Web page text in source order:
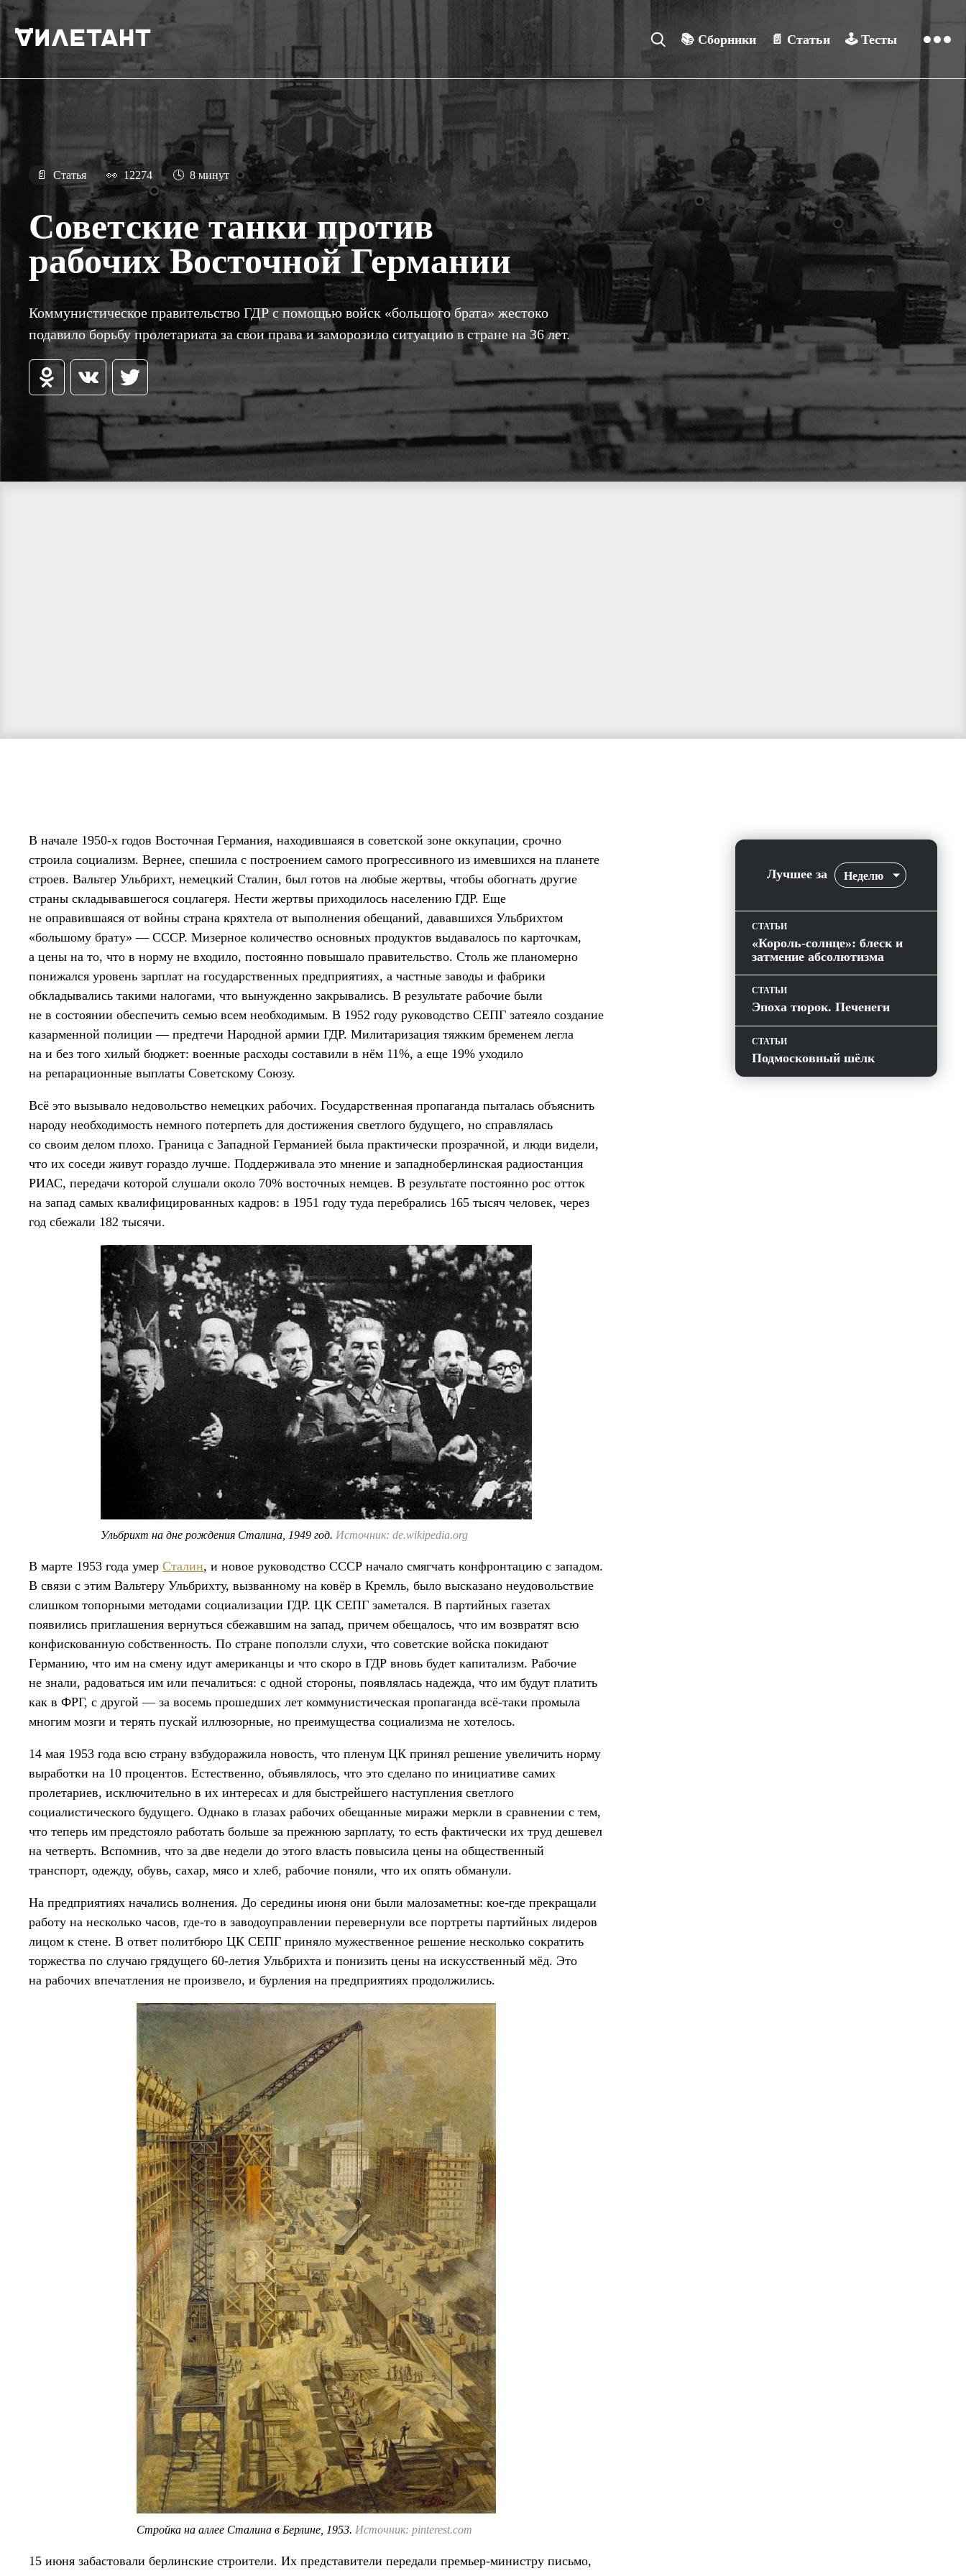
📚 Сборники 📄 Статьи 🕹️ Тесты
📄 Статья 👀 12274 🕓 8 минут
Советские танки против
рабочих Восточной Германии
Коммунистическое правительство ГДР с помощью войск «большого брата» жестоко
подавило борьбу пролетариата за свои права и заморозило ситуацию в стране на 36 лет.
В начале 1950-х годов Восточная Германия, находившаяся в советской зоне оккупации, срочно
строила социализм. Вернее, спешила с построением самого прогрессивного из имевшихся на планете
строев. Вальтер Ульбрихт, немецкий Сталин, был готов на любые жертвы, чтобы обогнать другие
страны складывавшегося соцлагеря. Нести жертвы приходилось населению ГДР. Еще
не оправившаяся от войны страна кряхтела от выполнения обещаний, дававшихся Ульбрихтом
«большому брату» — СССР. Мизерное количество основных продуктов выдавалось по карточкам,
а цены на то, что в норму не входило, постоянно повышало правительство. Столь же планомерно
понижался уровень зарплат на государственных предприятиях, а частные заводы и фабрики
обкладывались такими налогами, что вынужденно закрывались. В результате рабочие были
не в состоянии обеспечить семью всем необходимым. В 1952 году руководство СЕПГ затеяло создание
казарменной полиции — предтечи Народной армии ГДР. Милитаризация тяжким бременем легла
на и без того хилый бюджет: военные расходы составили в нём 11%, а еще 19% уходило
на репарационные выплаты Советскому Союзу.
Всё это вызывало недовольство немецких рабочих. Государственная пропаганда пыталась объяснить
народу необходимость немного потерпеть для достижения светлого будущего, но справлялась
со своим делом плохо. Граница с Западной Германией была практически прозрачной, и люди видели,
что их соседи живут гораздо лучше. Поддерживала это мнение и западноберлинская радиостанция
РИАС, передачи которой слушали около 70% восточных немцев. В результате постоянно рос отток
на запад самых квалифицированных кадров: в 1951 году туда перебрались 165 тысяч человек, через
год сбежали 182 тысячи.
Ульбрихт на дне рождения Сталина, 1949 год. Источник: de.wikipedia.org
В марте 1953 года умер Сталин, и новое руководство СССР начало смягчать конфронтацию с западом.
В связи с этим Вальтеру Ульбрихту, вызванному на ковёр в Кремль, было высказано неудовольствие
слишком топорными методами социализации ГДР. ЦК СЕПГ заметался. В партийных газетах
появились приглашения вернуться сбежавшим на запад, причем обещалось, что им возвратят всю
конфискованную собственность. По стране поползли слухи, что советские войска покидают
Германию, что им на смену идут американцы и что скоро в ГДР вновь будет капитализм. Рабочие
не знали, радоваться им или печалиться: с одной стороны, появлялась надежда, что им будут платить
как в ФРГ, с другой — за восемь прошедших лет коммунистическая пропаганда всё-таки промыла
многим мозги и терять пускай иллюзорные, но преимущества социализма не хотелось.
14 мая 1953 года всю страну взбудоражила новость, что пленум ЦК принял решение увеличить норму
выработки на 10 процентов. Естественно, объявлялось, что это сделано по инициативе самих
пролетариев, исключительно в их интересах и для быстрейшего наступления светлого
социалистического будущего. Однако в глазах рабочих обещанные миражи меркли в сравнении с тем,
что теперь им предстояло работать больше за прежнюю зарплату, то есть фактически их труд дешевел
на четверть. Вспомнив, что за две недели до этого власть повысила цены на общественный
транспорт, одежду, обувь, сахар, мясо и хлеб, рабочие поняли, что их опять обманули.
На предприятиях начались волнения. До середины июня они были малозаметны: кое-где прекращали
работу на несколько часов, где-то в заводоуправлении перевернули все портреты партийных лидеров
лицом к стене. В ответ политбюро ЦК СЕПГ приняло мужественное решение несколько сократить
торжества по случаю грядущего 60-летия Ульбрихта и понизить цены на искусственный мёд. Это
на рабочих впечатления не произвело, и бурления на предприятиях продолжились.
Стройка на аллее Сталина в Берлине, 1953. Источник: pinterest.com
15 июня забастовали берлинские строители. Их представители передали премьер-министру письмо,
Лучшее за Неделю
СТАТЬИ
«Король-солнце»: блеск и
затмение абсолютизма
СТАТЬИ
Эпоха тюрок. Печенеги
СТАТЬИ
Подмосковный шёлк